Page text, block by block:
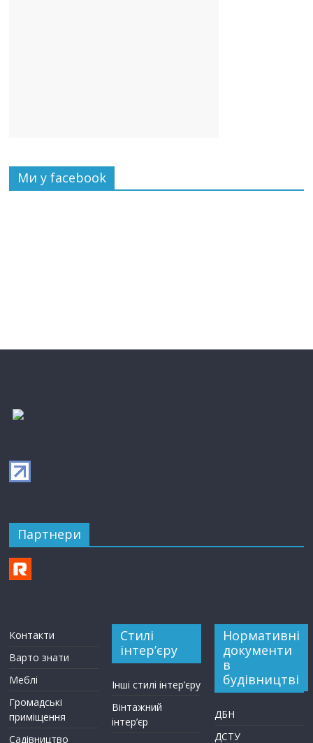
Ми у facebook
Партнери
Контакти
Варто знати
Меблі
Громадські
приміщення
Садівництво
Стилі
інтер’єру
Інші стилі інтер’єру
Вінтажний
інтер’єр
Нормативні
документи
в
будівництві
ДБН
ДСТУ